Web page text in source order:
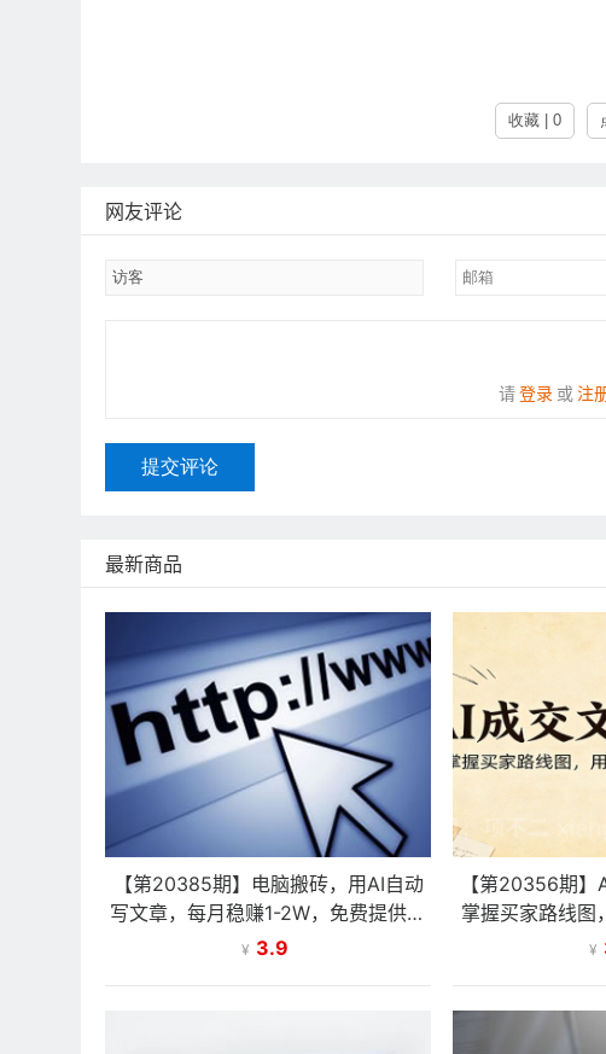
收藏 | 0
网友评论
请 登录 或 注
提交评论
最新商品
【第20385期】电脑搬砖，用AI自动
写文章，每月稳赚1-2W，免费提供接
单渠道，小白可做！
¥ 3.9
【第20356期】
掌握买家路线图
¥